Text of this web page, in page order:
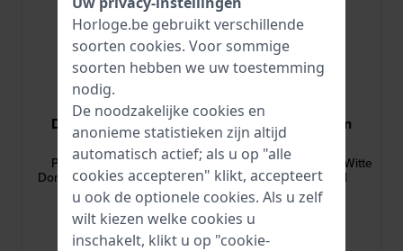
Daniel Wellington
DW00200146
Petite 14 York 14 mm
Donkerbruine leren band
€ 45,-
● Op voorraad
Daniel Wellington
DW00200162
Petite 14 Bondi 14 mm Witte
leren horlogeband
● Op voorraad
Horloge.be gebruikt verschillende
soorten cookies. Voor sommige
soorten hebben we uw toestemming
nodig.
De noodzakelijke cookies en
anonieme statistieken zijn altijd
automatisch actief; als u op "alle
cookies accepteren" klikt, accepteert
u ook de optionele cookies. Als u zelf
wilt kiezen welke cookies u
inschakelt, klikt u op "cookie-